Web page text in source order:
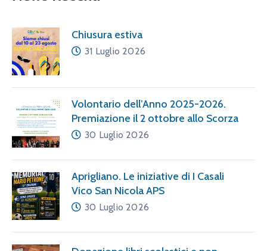
Chiusura estiva
31 Luglio 2026
Volontario dell’Anno 2025-2026.
Premiazione il 2 ottobre allo Scorza
30 Luglio 2026
Aprigliano. Le iniziative di I Casali
Vico San Nicola APS
30 Luglio 2026